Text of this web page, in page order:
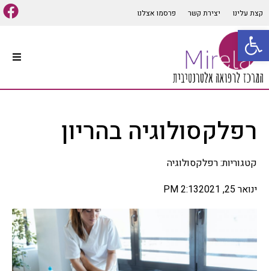
פתח סרגל נגישות
קצת עלינו יצירת קשר פרסמו אצלנו
קיים מגוון רב של סוגי טיפולים
אלטרנטיביים המתאימים למרבית
לכל אדם על מנת להפיק את
התועלת המרבית מהטיפול,
במאמר זה נפרט מספר סוגי
רפואה אלטרנטיביים הנפוצים
ומוכרים בתחום.
רפלקסולוגיה בהריון
קטגוריות:רפלקסולוגיה
ינואר 25, 2021
2:13 PM